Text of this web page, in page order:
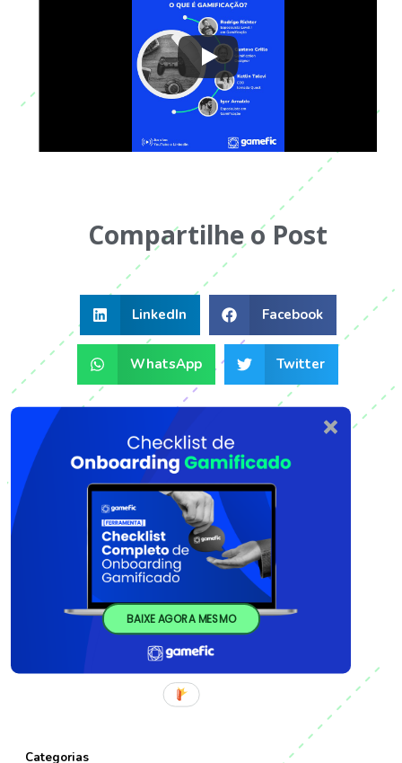
Compartilhe o Post
LinkedIn Facebook
WhatsApp Twitter
BAIXE AGORA MESMO
Categorias